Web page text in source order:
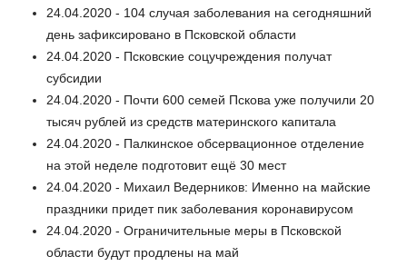
24.04.2020 - 104 случая заболевания на сегодняшний
день зафиксировано в Псковской области
24.04.2020 - Псковские соцучреждения получат
субсидии
24.04.2020 - Почти 600 семей Пскова уже получили 20
тысяч рублей из средств материнского капитала
24.04.2020 - Палкинское обсервационное отделение
на этой неделе подготовит ещё 30 мест
24.04.2020 - Михаил Ведерников: Именно на майские
праздники придет пик заболевания коронавирусом
24.04.2020 - Ограничительные меры в Псковской
области будут продлены на май